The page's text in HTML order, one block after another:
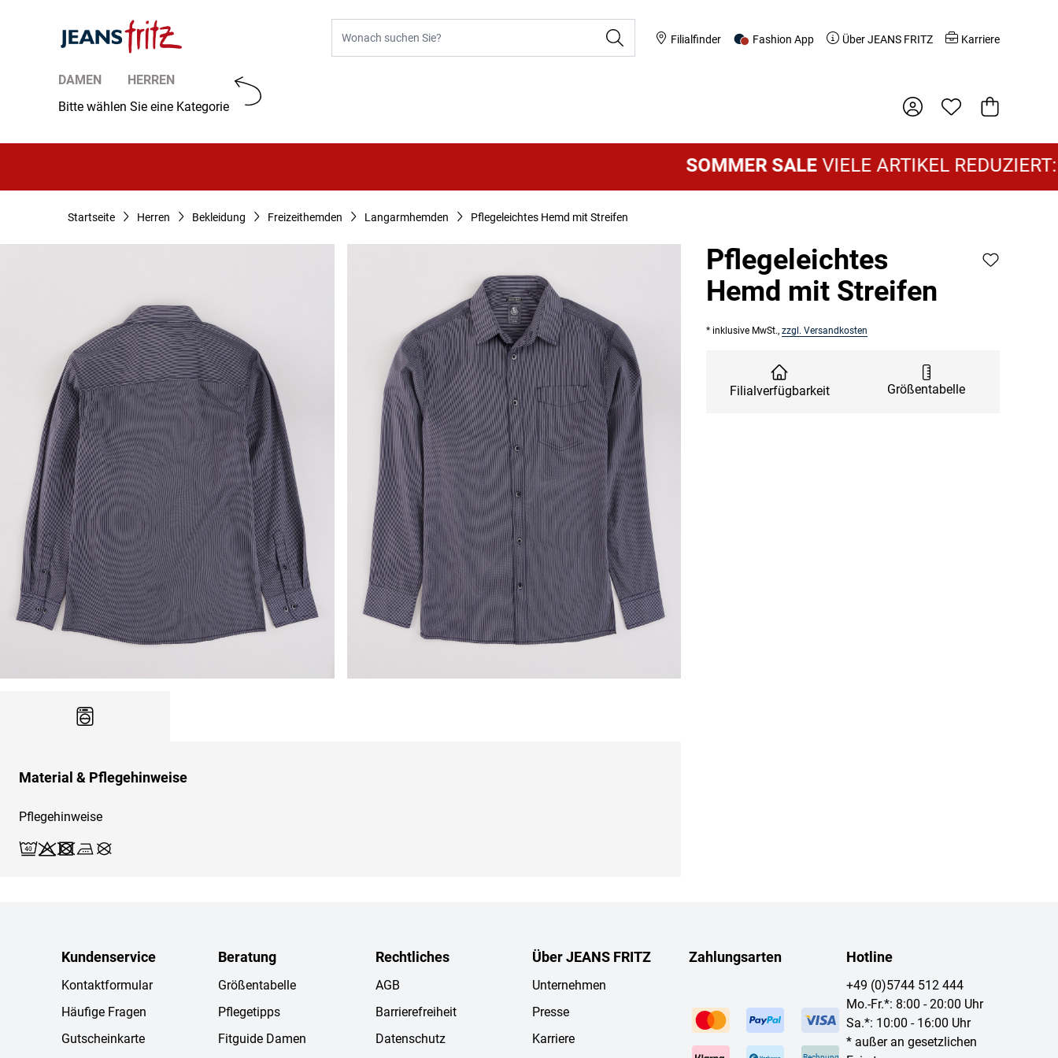
Filialfinder Fashion App Über JEANS FRITZ Karriere
DAMEN
HERREN
Bitte wählen Sie eine Kategorie
Warenkorb
SOMMER SALEVIELE ARTIKEL REDUZIERT:
Startseite Herren Bekleidung Freizeithemden Langarmhemden Pflegeleichtes Hemd mit Streifen
Material & Pflegehinweise
Pflegehinweise
Pflegeleichtes
Hemd mit Streifen
* inklusive MwSt., zzgl. Versandkosten
Filialverfügbarkeit Größentabelle
Kundenservice
Kontaktformular
Häufige Fragen
Gutscheinkarte
Beratung
Größentabelle
Pflegetipps
Fitguide Damen
Rechtliches
AGB
Barrierefreiheit
Datenschutz
Über JEANS FRITZ
Unternehmen
Presse
Karriere
Zahlungsarten Hotline
+49 (0)5744 512 444
Mo.-Fr.*: 8:00 - 20:00 Uhr
Sa.*: 10:00 - 16:00 Uhr
* außer an gesetzlichen